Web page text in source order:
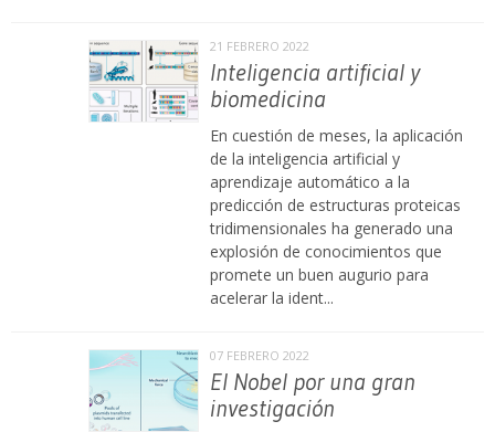
21 FEBRERO 2022
Inteligencia artificial y
biomedicina
En cuestión de meses, la aplicación
de la inteligencia artificial y
aprendizaje automático a la
predicción de estructuras proteicas
tridimensionales ha generado una
explosión de conocimientos que
promete un buen augurio para
acelerar la ident...
07 FEBRERO 2022
El Nobel por una gran
investigación